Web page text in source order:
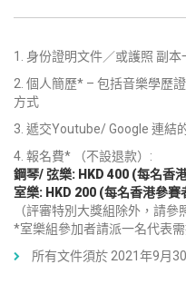
身份證明文件／或護照 副本
個人簡歷* – 包括音樂學歷
方式
遞交Youtube/ Google 連結
報名費* （不設退款）:
鋼琴/ 弦樂: HKD 400 (每名香
室樂: HKD 200 (每名香港參賽
（評審特別大獎組除外，請參
*室樂組參加者請派一名代表
所有文件須於 2021年9月